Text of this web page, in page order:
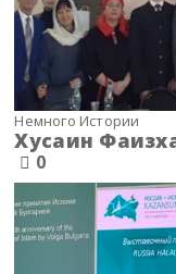
Немного Истории
Хусаин
0